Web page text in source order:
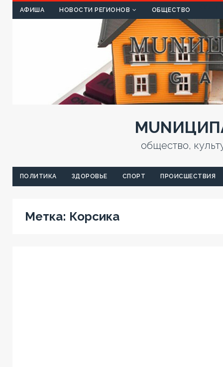
АФИША НОВОСТИ РЕГИОНОВ ОБЩЕСТВО
общество,
ПОЛИТИКА ЗДОРОВЬЕ СПОРТ ПРОИСШЕСТВИЯ
Метка: Корсика